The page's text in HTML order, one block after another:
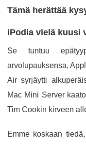
Tämä herättää
iPodia vielä kuusi
Se tuntuu
arvolupauksensa,
Air syrjäytti
Mac Mini Server
Tim Cookin kirveen
Emme koskaan